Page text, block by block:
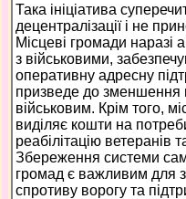
Така ініціатива
децентралізації і не
Місцеві громади наразі
з військовими,
оперативну адресну
призведе до зменшення
військовим. Крім того,
виділяє кошти на
реабілітацію ветеранів
Збереження системи
громад є важливим для
спротиву ворогу та